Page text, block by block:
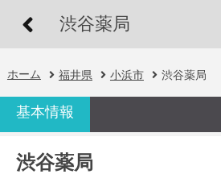
渋谷薬局
ホーム 福井県 小浜市 渋谷薬局
基本情報
渋谷薬局